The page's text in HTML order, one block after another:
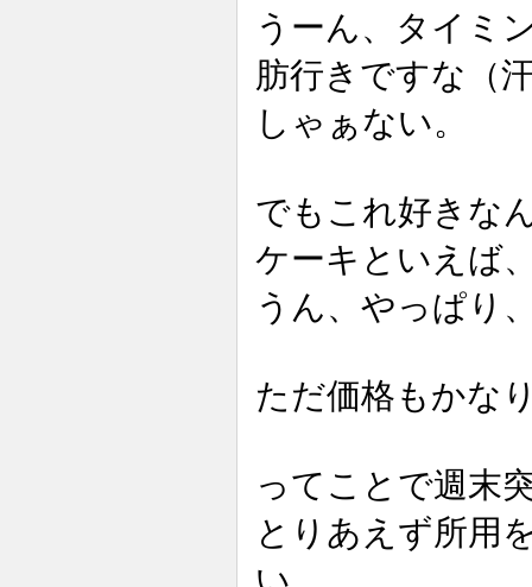
うーん、タイミ
肪行きですな（
しゃぁない。
でもこれ好きな
ケーキといえば
うん、やっぱり
ただ価格もかな
ってことで週末
とりあえず所用